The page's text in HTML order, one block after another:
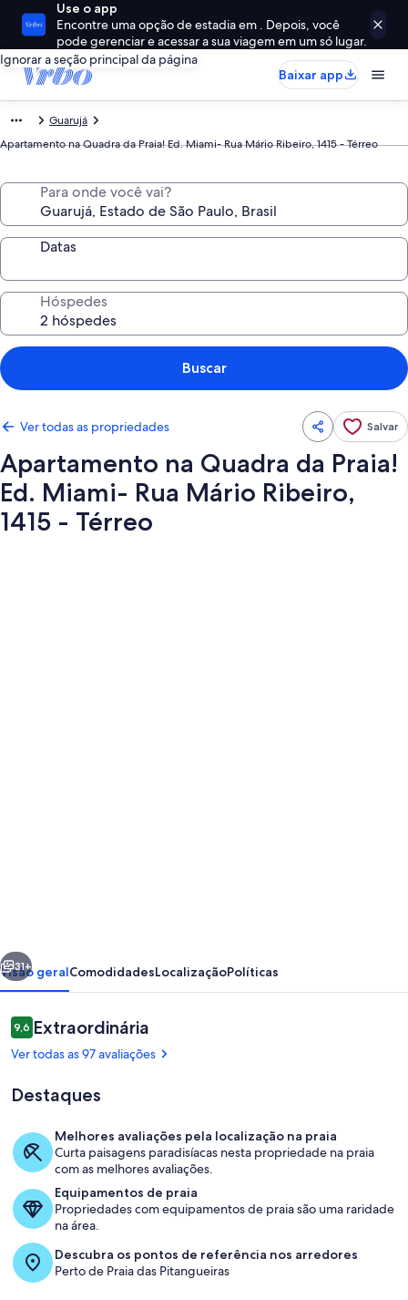
Use o app
Encontre uma opção de estadia em . Depois, você
pode gerenciar e acessar a sua viagem em um só lugar.
Ignorar a seção principal da página
Baixar app
Guarujá
Apartamento na Quadra da Praia! Ed. Miami- Rua Mário Ribeiro, 1415 - Térreo
Para onde você vai?
Datas
Hóspedes
Buscar
Ver todas as propriedades Salvar
Apartamento na Quadra da Praia!
Ed. Miami- Rua Mário Ribeiro,
1415 - Térreo
Praia!
Ed.
Miami-
Rua
Ribeiro,
1415
Térreo
Detalhe da fachada
Próximo
31+
Visão geralComodidadesLocalizaçãoPolíticas
Avaliações
9,69,6 de 10
Extraordinária
Ver todas as 97 avaliações
Destaques
Melhores avaliações pela localização na praia
Curta paisagens paradisíacas nesta propriedade na praia
com as melhores avaliações.
Equipamentos de praia
Propriedades com equipamentos de praia são uma raridade
na área.
Descubra os pontos de referência nos arredores
Perto de Praia das Pitangueiras